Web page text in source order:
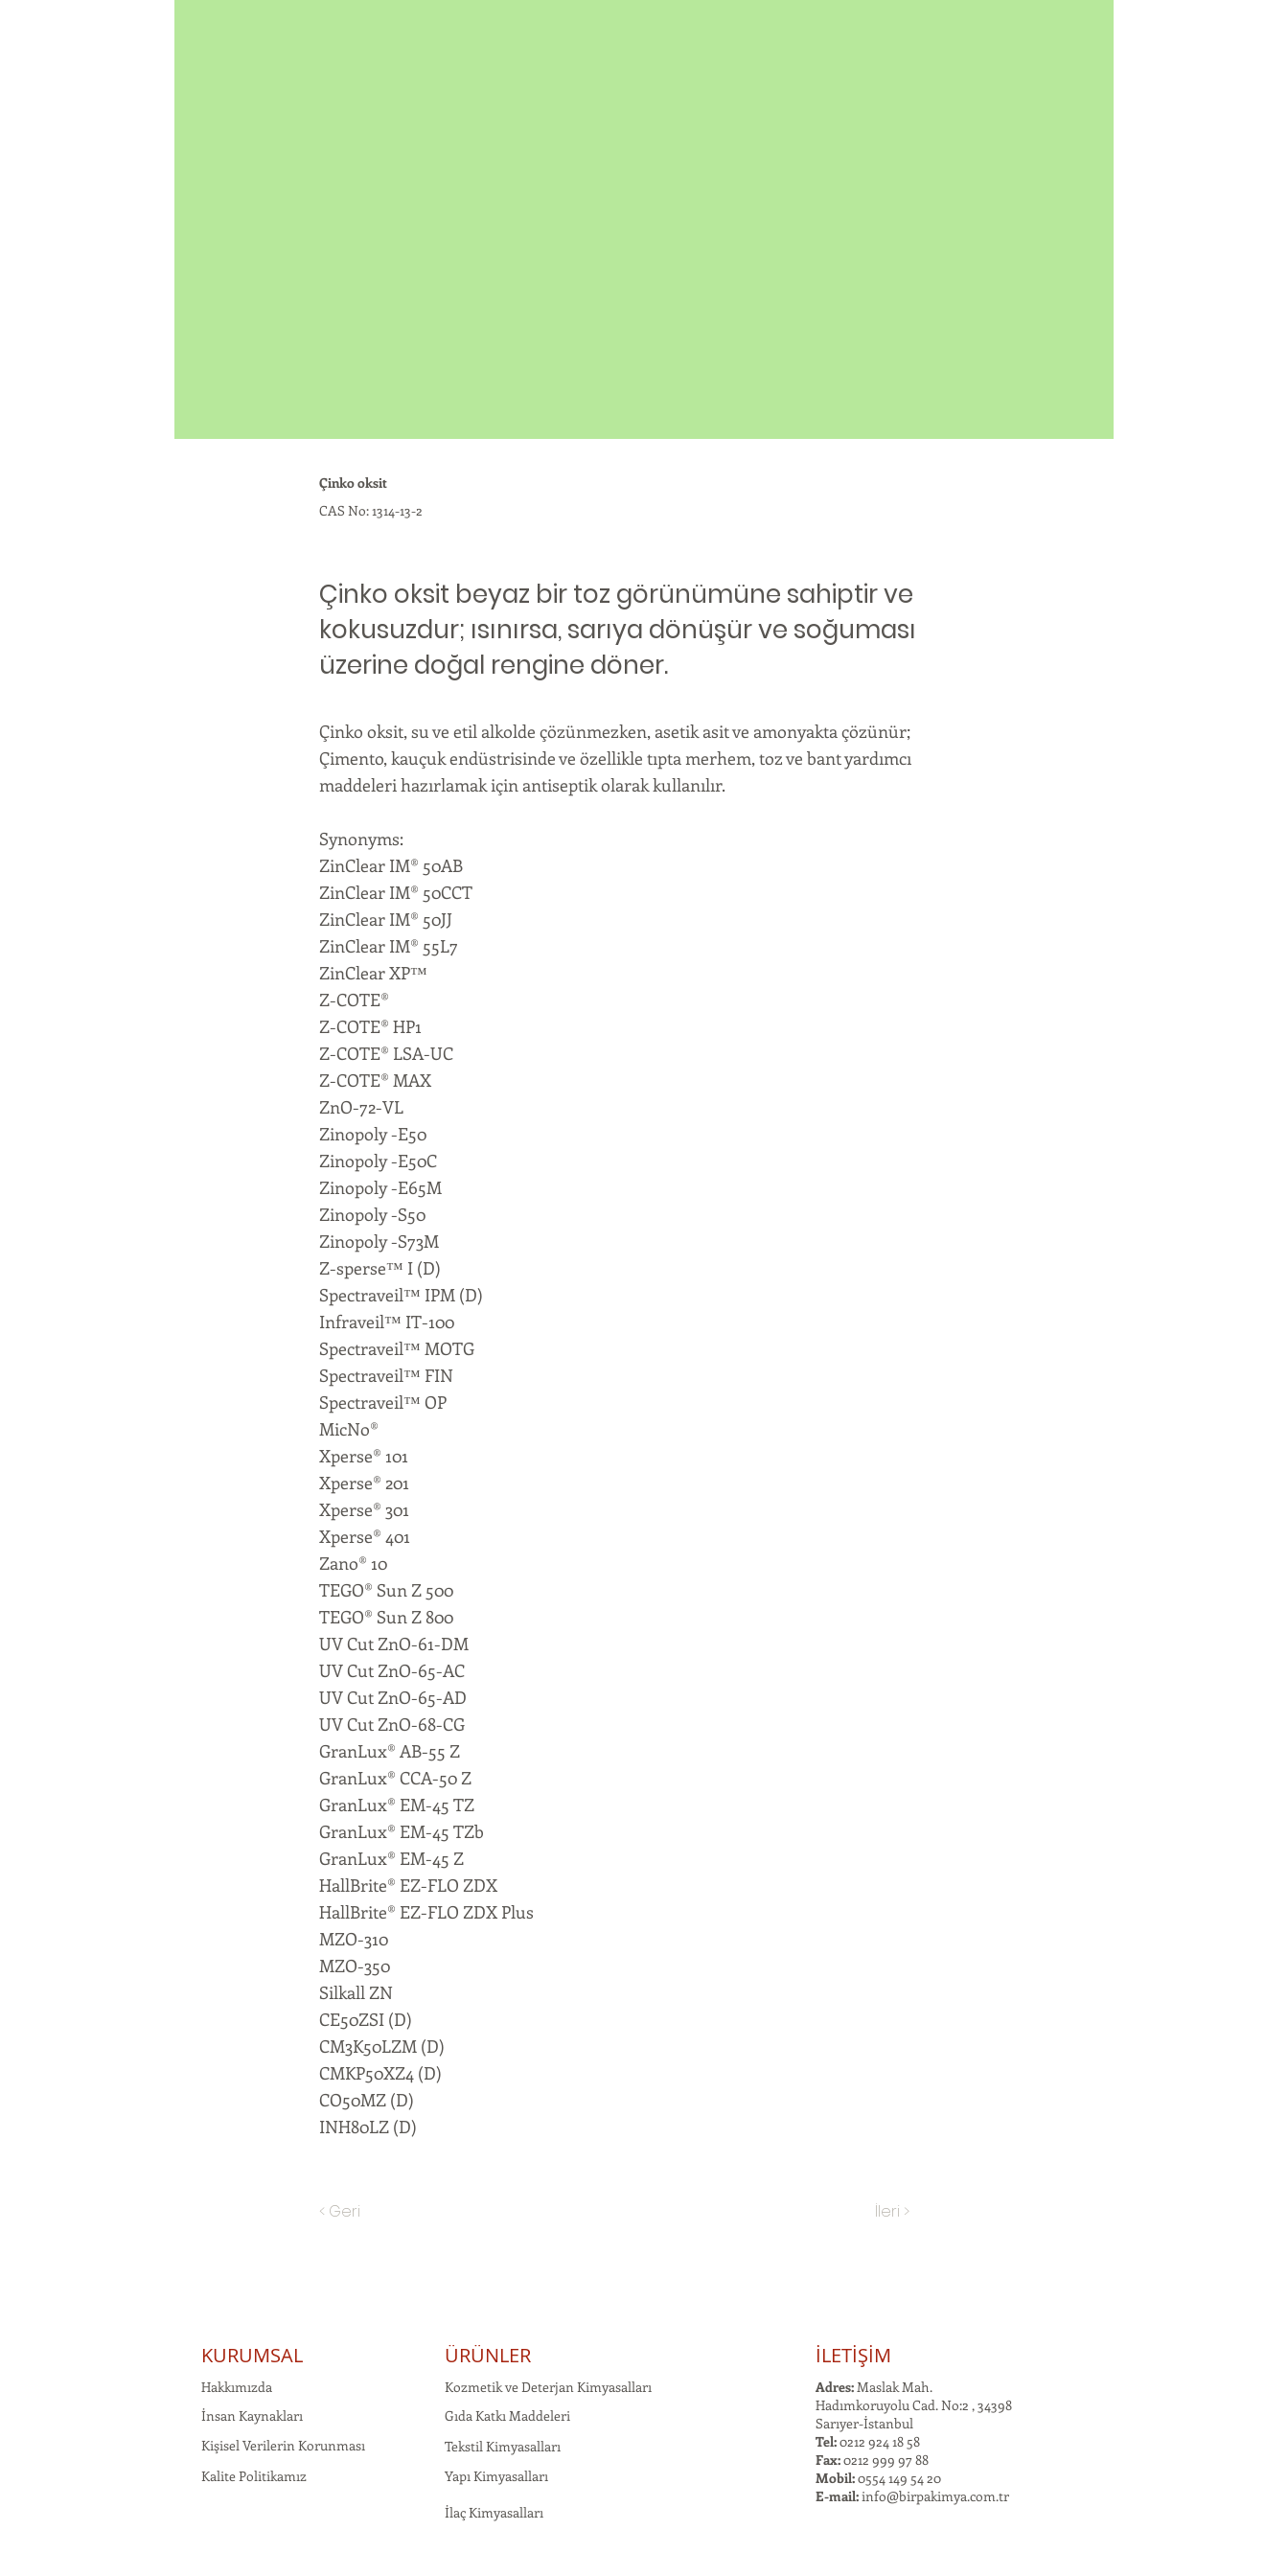
Çinko oksit
CAS No: 1314-13-2
Çinko oksit beyaz bir toz görünümüne sahiptir ve
kokusuzdur; ısınırsa, sarıya dönüşür ve soğuması
üzerine doğal rengine döner.
Çinko oksit, su ve etil alkolde çözünmezken, asetik asit ve amonyakta çözünür;
Çimento, kauçuk endüstrisinde ve özellikle tıpta merhem, toz ve bant yardımcı
maddeleri hazırlamak için antiseptik olarak kullanılır.
Synonyms:
ZinClear IM® 50AB
ZinClear IM® 50CCT
ZinClear IM® 50JJ
ZinClear IM® 55L7
ZinClear XP™
Z-COTE®
Z-COTE® HP1
Z-COTE® LSA-UC
Z-COTE® MAX
ZnO-72-VL
Zinopoly -E50
Zinopoly -E50C
Zinopoly -E65M
Zinopoly -S50
Zinopoly -S73M
Z-sperse™ I (D)
Spectraveil™ IPM (D)
Infraveil™ IT-100
Spectraveil™ MOTG
Spectraveil™ FIN
Spectraveil™ OP
MicNo®
Xperse® 101
Xperse® 201
Xperse® 301
Xperse® 401
Zano® 10
TEGO® Sun Z 500
TEGO® Sun Z 800
UV Cut ZnO-61-DM
UV Cut ZnO-65-AC
UV Cut ZnO-65-AD
UV Cut ZnO-68-CG
GranLux® AB-55 Z
GranLux® CCA-50 Z
GranLux® EM-45 TZ
GranLux® EM-45 TZb
GranLux® EM-45 Z
HallBrite® EZ-FLO ZDX
HallBrite® EZ-FLO ZDX Plus
MZO-310
MZO-350
Silkall ZN
CE50ZSI (D)
CM3K50LZM (D)
CMKP50XZ4 (D)
CO50MZ (D)
INH80LZ (D)
< Geri İleri >
KURUMSAL
Hakkımızda
İnsan Kaynakları
Kişisel Verilerin Korunması
Kalite Politikamız
ÜRÜNLER
Kozmetik ve Deterjan Kimyasalları
Gıda Katkı Maddeleri
Tekstil Kimyasalları
Yapı Kimyasalları
İlaç Kimyasalları
İLETİŞİM
Adres:Maslak Mah.
Hadımkoruyolu Cad. No:2 , 34398
Sarıyer-İstanbul
Tel:0212 924 18 58
Fax:0212 999 97 88
Mobil:0554 149 54 20
E-mail:info@birpakimya.com.tr